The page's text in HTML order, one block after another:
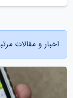
اخبار و مقالات